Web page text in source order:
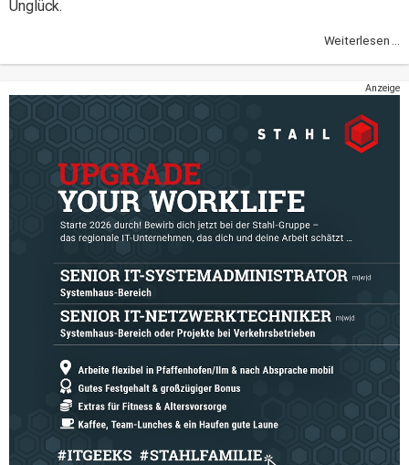
Unglück.
Weiterlesen ...
Anzeige